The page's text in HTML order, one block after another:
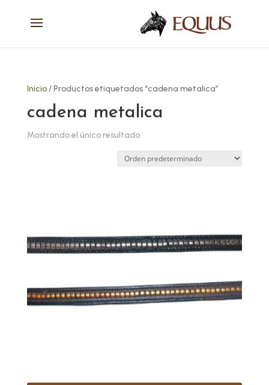
Inicio/ Productos etiquetados “cadena metalica”
cadena metalica
Mostrando el único resultado
variantes.
Las
pueden
elegir